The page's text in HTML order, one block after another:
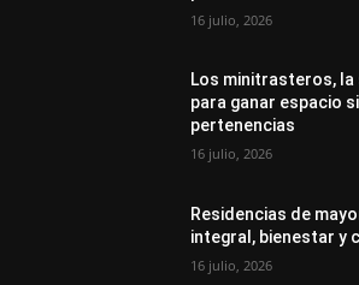
16 julio, 2026
Los minitrasteros,
para ganar espacio
pertenencias
16 julio, 2026
Residencias de
integral, bienestar y
16 julio, 2026